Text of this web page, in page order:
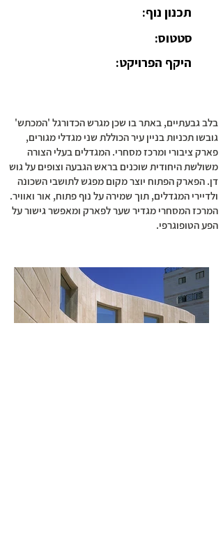
תכנון נוף:
סטטוס:
היקף הפרויקט:
בלב גבעתיים, באתר בו שכן מגרש הכדורגל 'המכתש'
גובשו תכניות בניין עיר הכוללת שני מגדלי מגורים,
פארק ציבורי ומרכז מסחרי. המגדלים בעלי הצורה
משולשת היחודית שוכנים בראש הגבעה וצופים על גוש
דן. הפארק הפתוח יוצר מקום מפגש לתושבי השכונה
ולדיירי המגדלים, תוך שמירה על נוף פתוח, אור ואוויר.
המרכז המסחרי מגדיר שער לפארק ומאפשר גישור על
הפע הטופוגרפי.